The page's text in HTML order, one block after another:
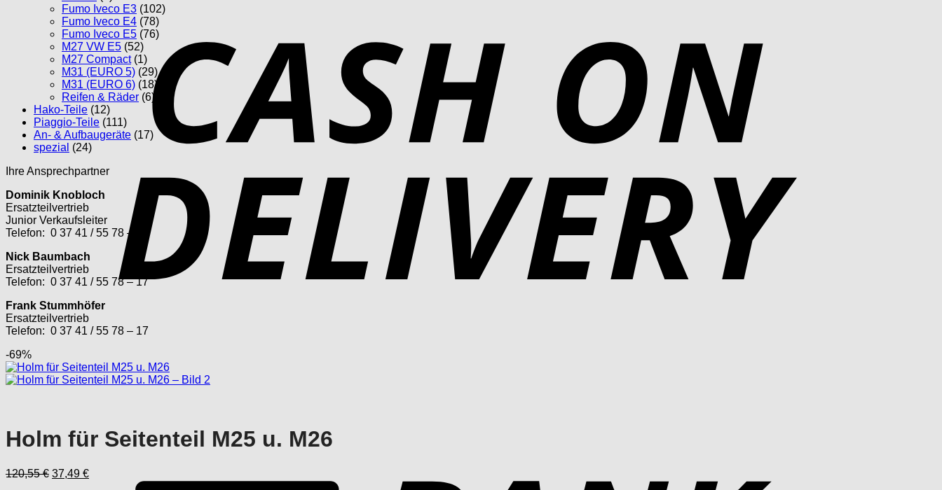
Fumo Iveco E3 (102)
Fumo Iveco E4 (78)
Fumo Iveco E5 (76)
M27 VW E5 (52)
M27 Compact (1)
M31 (EURO 5) (29)
M31 (EURO 6) (18)
Reifen & Räder (6)
Hako-Teile (12)
Piaggio-Teile (111)
An- & Aufbaugeräte (17)
spezial (24)
Ihre Ansprechpartner
Dominik Knobloch
Ersatzteilvertrieb
Junior Verkaufsleiter
Telefon: 0 37 41 / 55 78 – 21
Nick Baumbach
Ersatzteilvertrieb
Telefon: 0 37 41 / 55 78 – 17
Frank Stummhöfer
Ersatzteilvertrieb
Telefon: 0 37 41 / 55 78 – 17
-69%
Holm für Seitenteil M25 u. M26
120,55€ Ursprünglicher
37,49 €Aktueller